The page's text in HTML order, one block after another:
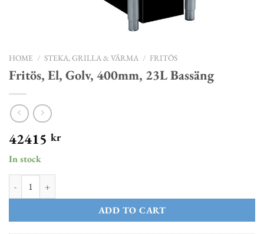
HOME / STEKA, GRILLA & VÄRMA / FRITÖS
Fritös, El, Golv, 400mm, 23L Bassäng
42415 kr
In stock
ADD TO CART